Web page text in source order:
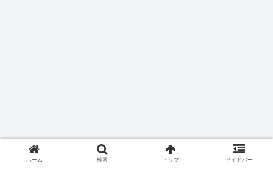
ホーム 検索 トップ サイドバー